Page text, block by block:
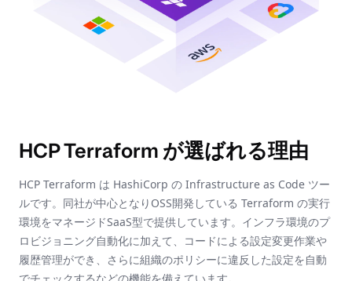
HCP Terraform が選ばれる理由
HCP Terraform は HashiCorp の Infrastructure as Code ツー
ルです。同社が中心となりOSS開発している Terraform の実行
環境をマネージドSaaS型で提供しています。インフラ環境のプ
ロビジョニング自動化に加えて、コードによる設定変更作業や
履歴管理ができ、さらに組織のポリシーに違反した設定を自動